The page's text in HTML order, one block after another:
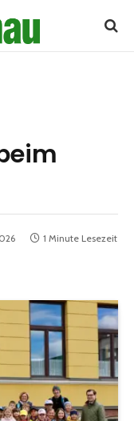
1 Minute Lesezeit